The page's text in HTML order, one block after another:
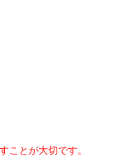
ことが大切です。